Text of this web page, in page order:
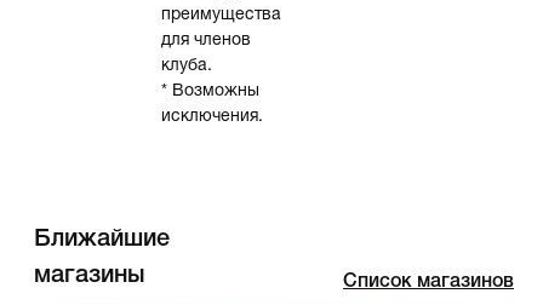
преимущества
для членов
клуба.
* Возможны
исключения.
Ближайшие
магазины
Список магазинов